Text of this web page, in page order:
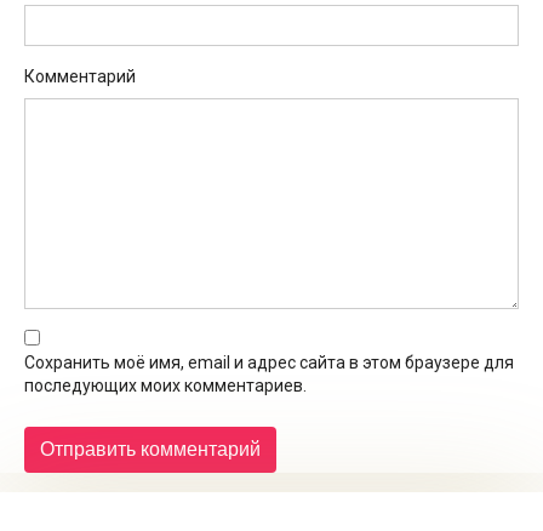
Комментарий
Сохранить моё имя, email и адрес сайта в этом браузере для
последующих моих комментариев.